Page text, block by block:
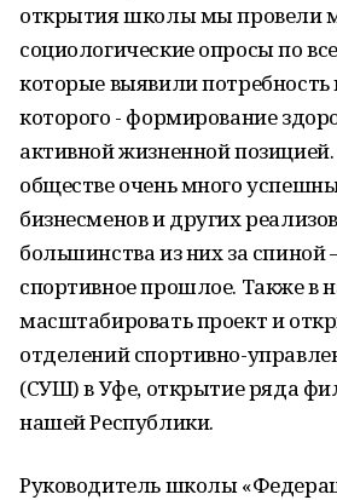
открытия школы мы провели
социологические опросы по
которые выявили потребность
которого - формирование
активной жизненной позицией.
обществе очень много
бизнесменов и других
большинства из них за спиной
спортивное прошлое. Также в
масштабировать проект и
отделений спортивно-
(СУШ) в Уфе, открытие ряда
нашей Республики.
Руководитель школы